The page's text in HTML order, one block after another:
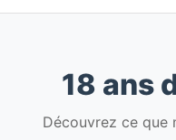
18 ans
Découvrez ce que